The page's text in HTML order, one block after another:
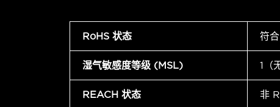
RoHS 状态 符
湿气敏感度等级 (MSL) 1（
REACH 状态 非